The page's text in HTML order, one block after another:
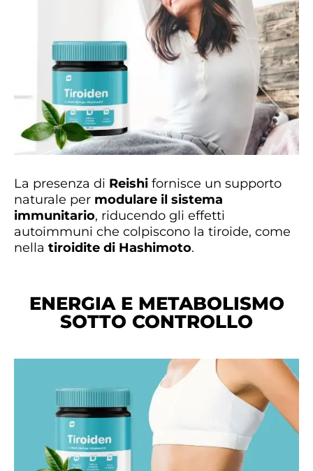
La presenza di Reishi fornisce un supporto
naturale per modulare il sistema
immunitario, riducendo gli effetti
autoimmuni che colpiscono la tiroide, come
nella tiroidite di Hashimoto.
ENERGIA E METABOLISMO
SOTTO CONTROLLO